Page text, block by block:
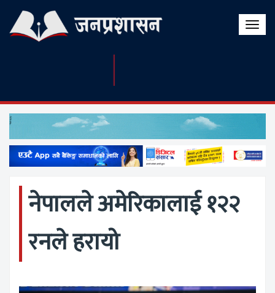
Toggle
नेपालले अमेरिकालाई १२२
रनले हरायो